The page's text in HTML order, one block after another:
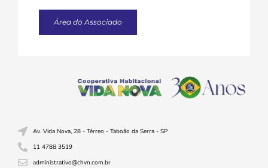
Área do Associado
Av. Vida Nova, 28 - Térreo - Taboão da Serra - SP
11 4788 3519
administrativo@chvn.com.br